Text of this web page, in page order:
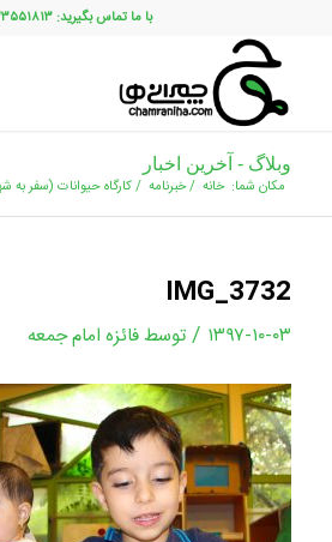
با ما تماس بگیرید: ۰۲۱۳۳۵۵۱۸۱۳
وبلاگ - آخرین اخبار
مکان شما: خانه /خبرنامه /کارگاه حیوانات (سفر به
IMG_3732
۱۳۹۷-۱۰-۰۳ / توسطفائزه امام جمعه